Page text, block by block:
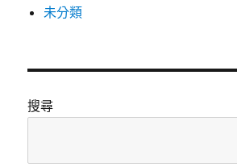
未分類
搜尋